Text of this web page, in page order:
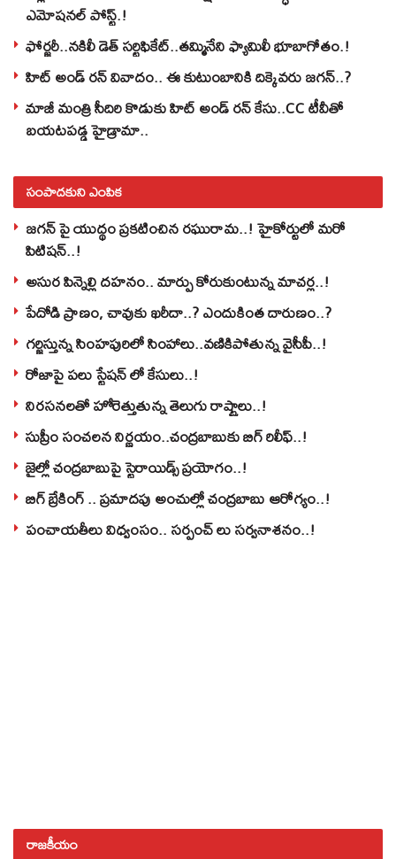
ఎమోషనల్ పోస్ట్‌.!
ఫోర్జరీ..నకిలీ డెత్ సర్టిఫికేట్..తమ్మినేని ఫ్యామిలీ భూబాగోతం.!
హిట్ అండ్ రన్ వివాదం.. ఈ కుటుంబానికి దిక్కెవరు జగన్..?
మాజీ మంత్రి సీదిరి కొడుకు హిట్ అండ్ రన్ కేసు..CC టీవీతో
బయటపడ్డ హైడ్రామా..
సంపాదకుని ఎంపిక
జగన్ పై యుద్థం ప్రకటించిన రఘురామ..! హైకోర్టులో మరో
పిటిషన్..!
అసుర పిన్నెల్లి దహనం.. మార్పు కోరుకుంటున్న మాచర్ల..!
పేదోడి ప్రాణం, చావుకు ఖరీదా..? ఎందుకింత దారుణం..?
గర్జిస్తున్న సింహపురిలో సింహాలు..వణికిపోతున్న వైసీపీ..!
రోజాపై పలు స్టేషన్ లో కేసులు..!
నిరసనలతో హోరెత్తుతున్న తెలుగు రాష్ట్రాలు..!
సుప్రీం సంచలన నిర్ణయం..చంద్రబాబుకు బిగ్ రిలీఫ్..!
జైల్లో చంద్రబాబుపై స్టెరాయిడ్స్ ప్రయోగం..!
బిగ్ బ్రేకింగ్ .. ప్రమాదపు అంచుల్లో చంద్రబాబు ఆరోగ్యం..!
పంచాయతీలు విధ్వంసం.. సర్పంచ్ లు సర్వనాశనం..!
రాజకీయం